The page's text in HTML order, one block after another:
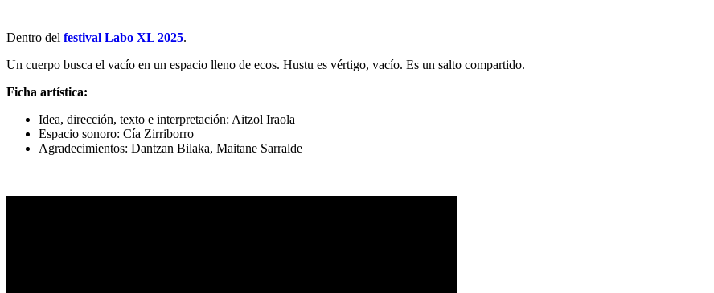
Dentro del festival Labo XL 2025.
Un cuerpo busca el vacío en un espacio lleno de ecos. Hustu es vértigo, vacío. Es un salto compartido.
Ficha artística:
Idea, dirección, texto e interpretación: Aitzol Iraola
Espacio sonoro: Cía Zirriborro
Agradecimientos: Dantzan Bilaka, Maitane Sarralde